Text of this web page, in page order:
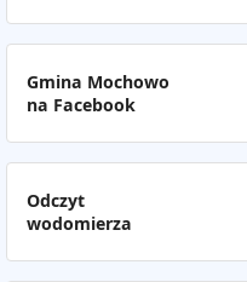
Gmina Mochowo
na Facebook
Odczyt
wodomierza